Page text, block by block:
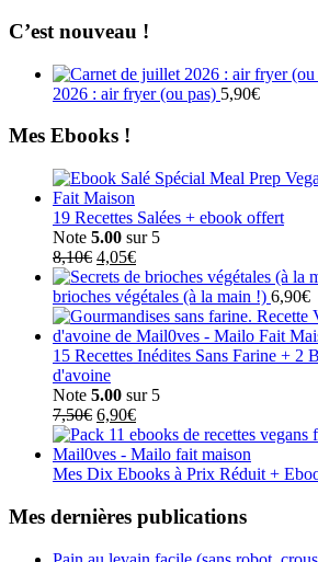
C’est nouveau !
2026 : air fryer (ou pas) 5,90€
Mes Ebooks !
19 Recettes Salées + ebook offert
Note 5.00 sur 5
8,10€ Le
prix
initial
était :
8,10€.
4,05€Le
prix
actuel
est :
4,05€.
brioches végétales (à la main !) 6,90€
15 Recettes Inédites Sans Farine + 2
d'avoine
Note 5.00 sur 5
7,50€ Le
prix
initial
était :
6,90€Le
prix
actuel
est :
Mes Dix Ebooks à Prix Réduit +
Mes dernières publications